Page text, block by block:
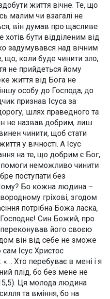
життя вічне. Те, що
малим чи взагалі не
він думав про щасливе
хотів бути відділеним від
задумувався над вічним
що, коли буде чинити зло,
не прийдеться йому
життя від Бога не
особу до Господа, до
признав Ісуса за
шлях праведного та
не назвав добрим, лиш
чинити, щоб стати
у вічності. А Ісус
на те, що добрим є Бог,
неможливо чинити
поступати без
Бо кожна людина –
гріхові, згодом
потрібна Божа ласка,
Син Божий, про
його своєю
він від себе не зможе
Ісус Христос
Хто перебуває в мені і я
плід, бо без мене не
Ця молода людина
та вміння, бо на